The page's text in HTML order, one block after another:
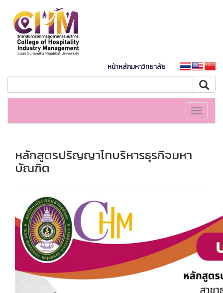
หน้าหลักมหาวิทยาลัย
Toggle
หลักสูตรปริญญาโทบริหารธุรกิจมหา
บัณฑิต